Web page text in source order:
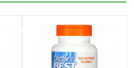
Array